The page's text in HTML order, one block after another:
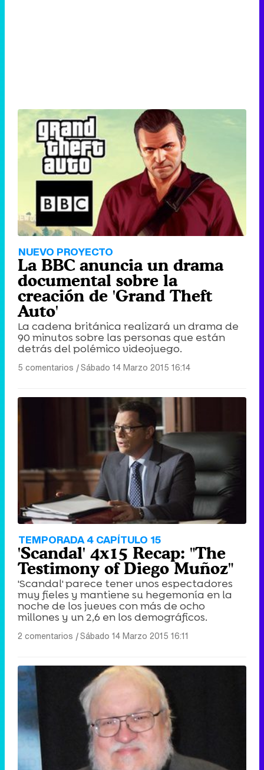
NUEVO PROYECTO
La BBC anuncia un drama
documental sobre la
creación de 'Grand Theft
Auto'
La cadena británica realizará un drama de
90 minutos sobre las personas que están
detrás del polémico videojuego.
5 comentarios |Sábado 14 Marzo 2015 16:14
TEMPORADA 4 CAPÍTULO 15
'Scandal' 4x15 Recap: "The
Testimony of Diego Muñoz"
'Scandal' parece tener unos espectadores
muy fieles y mantiene su hegemonía en la
noche de los jueves con más de ocho
millones y un 2,6 en los demográficos.
2 comentarios |Sábado 14 Marzo 2015 16:11